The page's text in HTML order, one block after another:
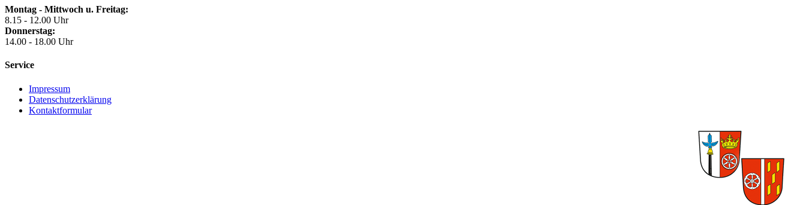
Montag - Mittwoch u. Freitag:
8.15 - 12.00 Uhr
Donnerstag:
14.00 - 18.00 Uhr
Service
Impressum
Datenschutzerklärung
Kontaktformular